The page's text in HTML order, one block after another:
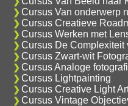
Cursus Van onderwerp
Cursus Creatieve
Cursus Werken met
Cursus De Complexiteit
Cursus Zwart-wit
Cursus Analoge
Cursus Lightpainting
Cursus Creative Light
Cursus Vintage